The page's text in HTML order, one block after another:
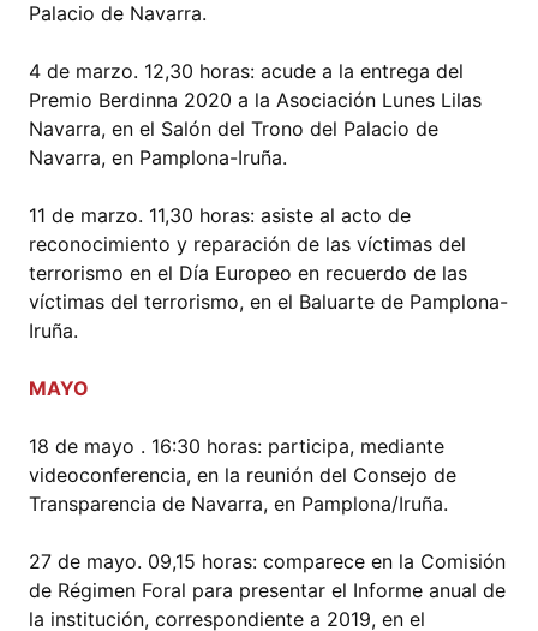
Palacio de Navarra.
4 de marzo. 12,30 horas: acude a la entrega del
Premio Berdinna 2020 a la Asociación Lunes Lilas
Navarra, en el Salón del Trono del Palacio de
Navarra, en Pamplona-Iruña.
11 de marzo. 11,30 horas: asiste al acto de
reconocimiento y reparación de las víctimas del
terrorismo en el Día Europeo en recuerdo de las
víctimas del terrorismo, en el Baluarte de Pamplona-
Iruña.
MAYO
18 de mayo . 16:30 horas: participa, mediante
videoconferencia, en la reunión del Consejo de
Transparencia de Navarra, en Pamplona/Iruña.
27 de mayo. 09,15 horas: comparece en la Comisión
de Régimen Foral para presentar el Informe anual de
la institución, correspondiente a 2019, en el